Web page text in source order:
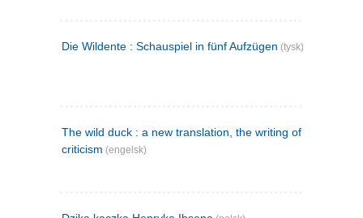
Die Wildente : Schauspiel in fünf Aufzügen (tysk)
The wild duck : a new translation, the writing of the play,
criticism (engelsk)